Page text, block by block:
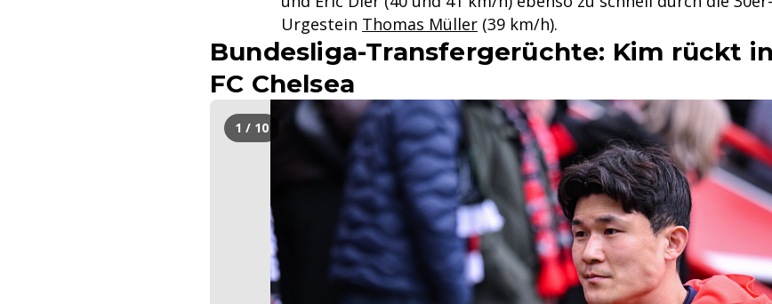
Urgestein Thomas Müller (39 km/h).
Bundesliga-Transfergerüchte: Kim rückt
FC Chelsea
1 / 10